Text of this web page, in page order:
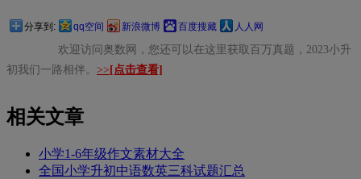
分享到: qq空间 新浪微博 百度搜藏 人人网
欢迎访问奥数网，您还可以在这里获取百万真题，2023小升
初我们一路相伴。 >> [点击查看]
相关文章
小学1-6年级作文素材大全
全国小学升初中语数英三科试题汇总